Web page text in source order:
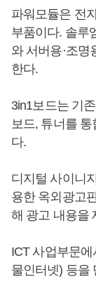
파워모듈은 전
부품이다. 솔루
와 서버용·조
한다.
3in1보드는 기
보드, 튜너를
다.
디지털 사이니
용한 옥외광고
해 광고 내용을
ICT 사업부문에
물인터넷) 등을